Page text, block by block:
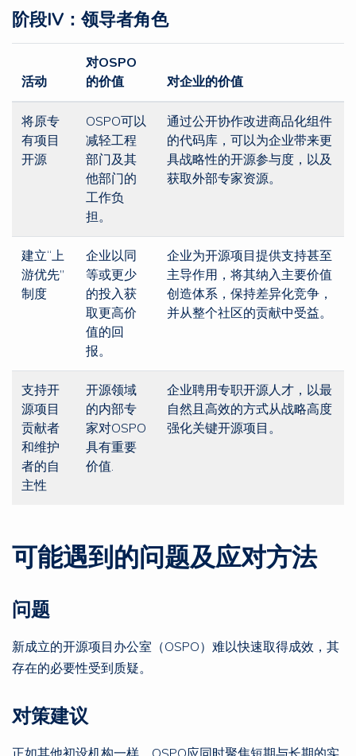
阶段IV：领导者角色
活动
对OSPO
的价值
对企业的价值
将原专
有项目
开源
OSPO可以
减轻工程
部门及其
他部门的
工作负
担。
通过公开协作改进商品化组件
的代码库，可以为企业带来更
具战略性的开源参与度，以及
获取外部专家资源。
建立“上
游优先”
制度
企业以同
等或更少
的投入获
取更高价
值的回
报。
企业为开源项目提供支持甚至
主导作用，将其纳入主要价值
创造体系，保持差异化竞争，
并从整个社区的贡献中受益。
支持开
源项目
贡献者
和维护
者的自
主性
开源领域
的内部专
家对OSPO
具有重要
价值.
企业聘用专职开源人才，以最
自然且高效的方式从战略高度
强化关键开源项目。
可能遇到的问题及应对方法
问题
新成立的开源项目办公室（OSPO）难以快速取得成效，其
存在的必要性受到质疑。
对策建议